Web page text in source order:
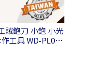
賊鉋刀 小鉋 小光
工具 WD-PL01-